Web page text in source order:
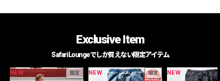
Exclusive Item
Safari Loungeでしか買えない限定アイテム
NEW 限定 NEW 限定 NEW